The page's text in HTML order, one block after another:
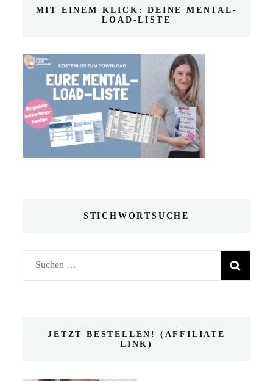
MIT EINEM KLICK: DEINE MENTAL-
LOAD-LISTE
STICHWORTSUCHE
Suchen
nach:
JETZT BESTELLEN! (AFFILIATE
LINK)